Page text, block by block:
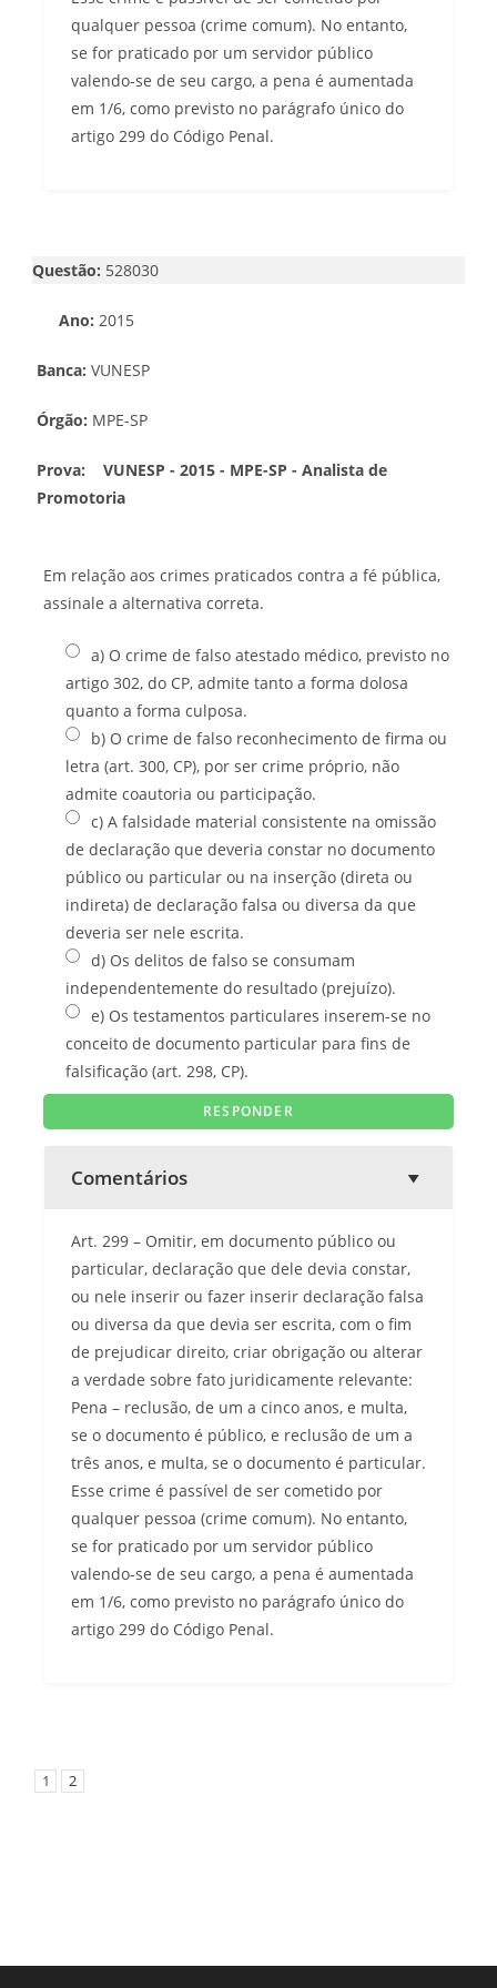
qualquer pessoa (crime comum). No entanto,
se for praticado por um servidor público
valendo-se de seu cargo, a pena é aumentada
em 1/6, como previsto no parágrafo único do
artigo 299 do Código Penal.
Questão: 528030
Ano: 2015
Banca: VUNESP
Órgão: MPE-SP
Prova:
VUNESP - 2015 - MPE-SP - Analista de
Promotoria
Em relação aos crimes praticados contra a fé pública,
assinale a alternativa correta.
a) O crime de falso atestado médico, previsto no
artigo 302, do CP, admite tanto a forma dolosa
quanto a forma culposa.
b) O crime de falso reconhecimento de firma ou
letra (art. 300, CP), por ser crime próprio, não
admite coautoria ou participação.
c) A falsidade material consistente na omissão
de declaração que deveria constar no documento
público ou particular ou na inserção (direta ou
indireta) de declaração falsa ou diversa da que
deveria ser nele escrita.
d) Os delitos de falso se consumam
independentemente do resultado (prejuízo).
e) Os testamentos particulares inserem-se no
conceito de documento particular para fins de
falsificação (art. 298, CP).
Comentários
Art. 299 – Omitir, em documento público ou
particular, declaração que dele devia constar,
ou nele inserir ou fazer inserir declaração falsa
ou diversa da que devia ser escrita, com o fim
de prejudicar direito, criar obrigação ou alterar
a verdade sobre fato juridicamente relevante:
Pena – reclusão, de um a cinco anos, e multa,
se o documento é público, e reclusão de um a
três anos, e multa, se o documento é particular.
Esse crime é passível de ser cometido por
qualquer pessoa (crime comum). No entanto,
se for praticado por um servidor público
valendo-se de seu cargo, a pena é aumentada
em 1/6, como previsto no parágrafo único do
artigo 299 do Código Penal.
1 2